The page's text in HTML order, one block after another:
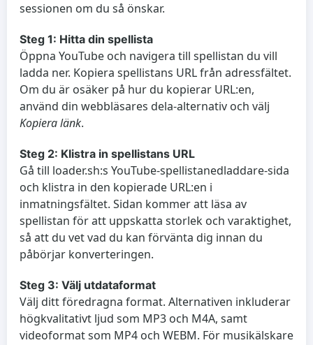
sessionen om du så önskar.
Steg 1: Hitta din spellista
Öppna YouTube och navigera till spellistan du vill
ladda ner. Kopiera spellistans URL från adressfältet.
Om du är osäker på hur du kopierar URL:en,
använd din webbläsares dela-alternativ och välj
Kopiera länk.
Steg 2: Klistra in spellistans URL
Gå till loader.sh:s YouTube-spellistanedladdare-sida
och klistra in den kopierade URL:en i
inmatningsfältet. Sidan kommer att läsa av
spellistan för att uppskatta storlek och varaktighet,
så att du vet vad du kan förvänta dig innan du
påbörjar konverteringen.
Steg 3: Välj utdataformat
Välj ditt föredragna format. Alternativen inkluderar
högkvalitativt ljud som MP3 och M4A, samt
videoformat som MP4 och WEBM. För musikälskare